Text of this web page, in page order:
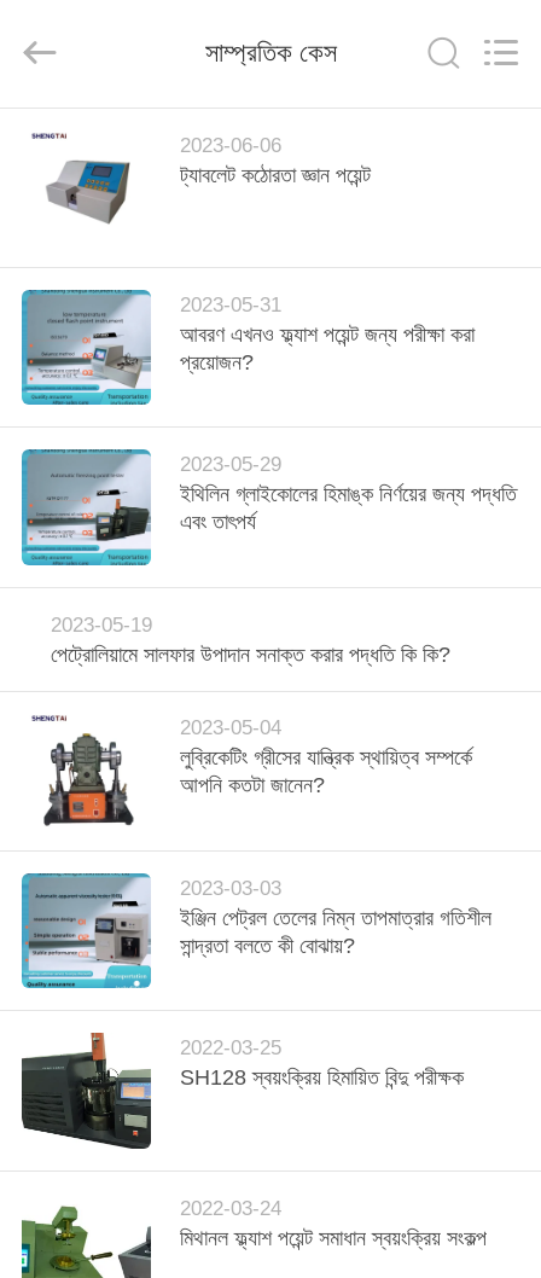
বাড়ি
পণ্য
আমাদের
সম্পর্কে
কারখানা
ভ্রমণ
মান
নিয়ন্ত্রণ
যোগাযোগ
উদ্ধৃতির
জন্য
আবেদন
সাইট
ম্যাপ
PRIVACY
POLICY
instrument
co.,ltd.
সাম্প্রতিক কেস
2023-06-06
ট্যাবলেট কঠোরতা জ্ঞান পয়েন্ট
2023-05-31
আবরণ এখনও ফ্ল্যাশ পয়েন্ট জন্য পরীক্ষা করা
প্রয়োজন?
2023-05-29
ইথিলিন গ্লাইকোলের হিমাঙ্ক নির্ণয়ের জন্য পদ্ধতি
এবং তাৎপর্য
2023-05-19
পেট্রোলিয়ামে সালফার উপাদান সনাক্ত করার পদ্ধতি কি কি?
2023-05-04
লুব্রিকেটিং গ্রীসের যান্ত্রিক স্থায়িত্ব সম্পর্কে
আপনি কতটা জানেন?
2023-03-03
ইঞ্জিন পেট্রল তেলের নিম্ন তাপমাত্রার গতিশীল
সান্দ্রতা বলতে কী বোঝায়?
2022-03-25
SH128 স্বয়ংক্রিয় হিমায়িত বিন্দু পরীক্ষক
2022-03-24
মিথানল ফ্ল্যাশ পয়েন্ট সমাধান স্বয়ংক্রিয় সংকল্প